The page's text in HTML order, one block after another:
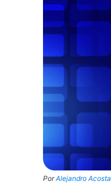
PorAlejandro Acosta